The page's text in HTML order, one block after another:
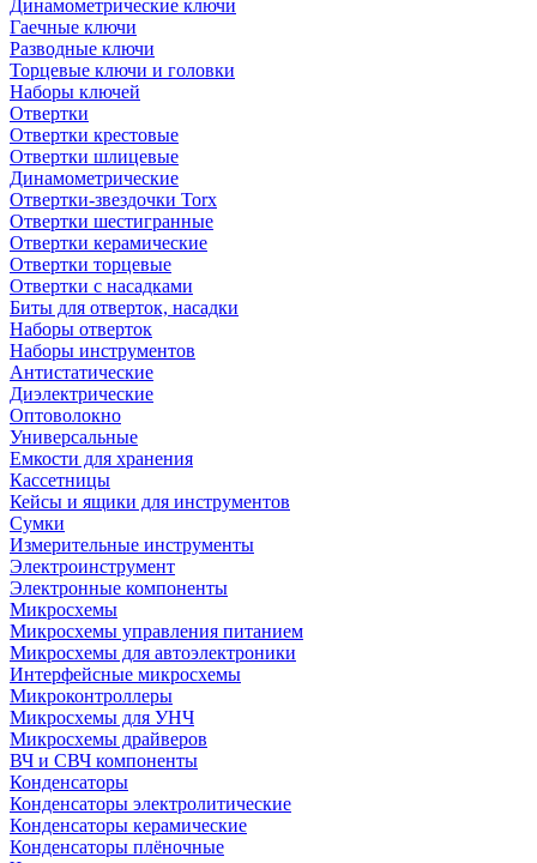
Динамометрические ключи
Гаечные ключи
Разводные ключи
Торцевые ключи и головки
Наборы ключей
Отвертки
Отвертки крестовые
Отвертки шлицевые
Динамометрические
Отвертки-звездочки Torx
Отвертки шестигранные
Отвертки керамические
Отвертки торцевые
Отвертки с насадками
Биты для отверток, насадки
Наборы отверток
Наборы инструментов
Антистатические
Диэлектрические
Оптоволокно
Универсальные
Емкости для хранения
Кассетницы
Кейсы и ящики для инструментов
Сумки
Измерительные инструменты
Электроинструмент
Электронные компоненты
Микросхемы
Микросхемы управления питанием
Микросхемы для автоэлектроники
Интерфейсные микросхемы
Микроконтроллеры
Микросхемы для УНЧ
Микросхемы драйверов
ВЧ и СВЧ компоненты
Конденсаторы
Конденсаторы электролитические
Конденсаторы керамические
Конденсаторы плёночные